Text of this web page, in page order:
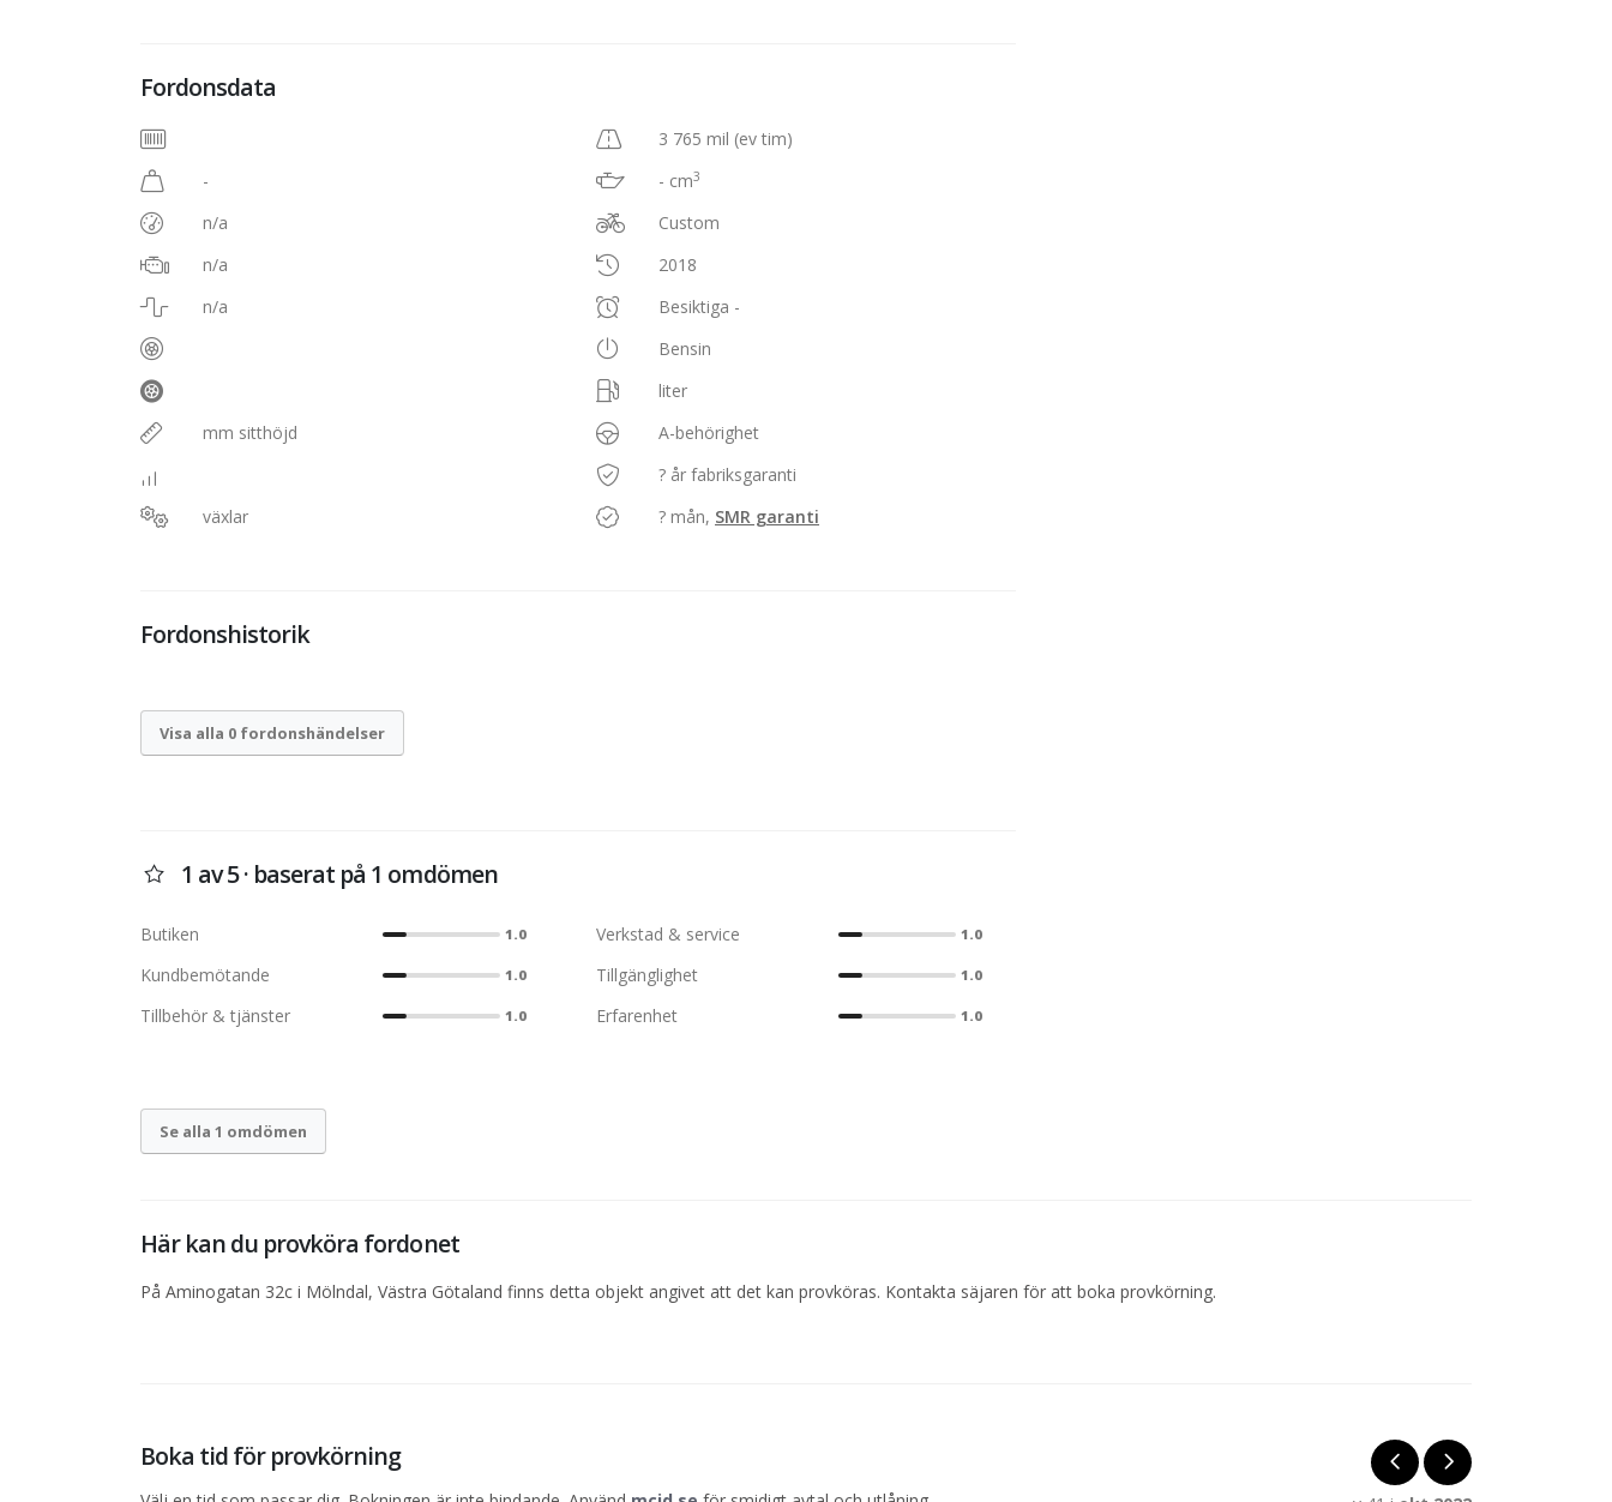
Fordonsdata
-
n/a
n/a
n/a
mm sitthöjd
växlar
3 765 mil (ev tim)
- cm3
Custom
2018
Besiktiga -
Bensin
liter
A-behörighet
? år fabriksgaranti
? mån, SMR garanti
Fordonshistorik
Visa alla 0 fordonshändelser
1 av 5 · baserat på 1 omdömen
Butiken 1.0 Verkstad & service 1.0
Kundbemötande 1.0 Tillgänglighet 1.0
Tillbehör & tjänster 1.0 Erfarenhet 1.0
Se alla 1 omdömen
Här kan du provköra fordonet
På Aminogatan 32c i Mölndal, Västra Götaland finns detta objekt angivet att det kan provköras. Kontakta säjaren för att boka provkörning.
Boka tid för provkörning